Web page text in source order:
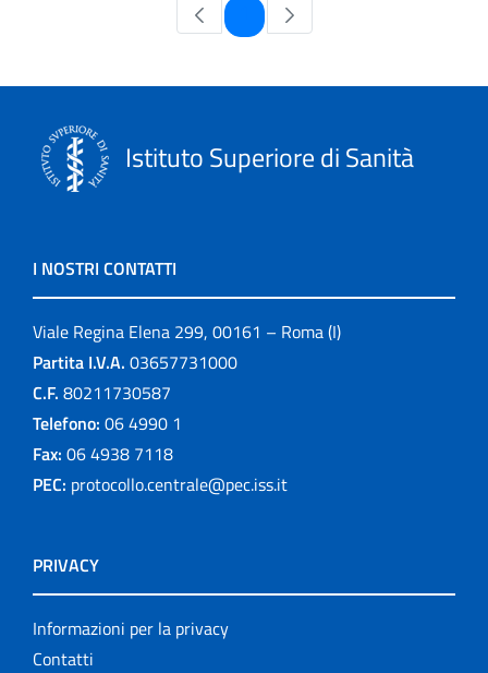
Pagina
Istituto Superiore di Sanità
I NOSTRI CONTATTI
Viale Regina Elena 299, 00161 – Roma (I)
Partita I.V.A. 03657731000
C.F. 80211730587
Telefono: 06 4990 1
Fax: 06 4938 7118
PEC: protocollo.centrale@pec.iss.it
PRIVACY
Informazioni per la privacy
Contatti